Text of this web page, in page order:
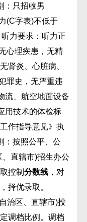
只招收男
字表)不低于
力要求：听力正
理疾患，无精
肾炎、心脏病、
史，无严重违
、航空地面设备
用技术的体检标
作指导意见》执
按照公平、公
直辖市)招生办公
控制 分数线 ，对
，择优录取。
治区、直辖市)投
调档比例。调档